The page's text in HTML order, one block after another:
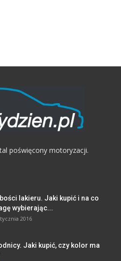
poświęcony motoryzacji.
lakieru. Jaki kupić i na co
wybierając...
2016
Jaki kupić, czy kolor ma